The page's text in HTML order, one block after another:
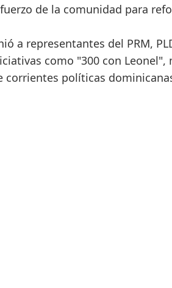
de la comunidad para
a representantes del PRM,
como "300 con
corrientes políticas